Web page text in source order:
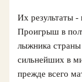
Их результаты -
Проигрыш в
лыжника
сильнейших в
прежде всего